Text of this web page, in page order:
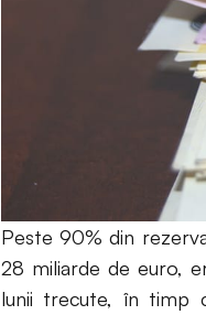
Peste 90% din
28 miliarde de euro,
lunii trecute, în timp